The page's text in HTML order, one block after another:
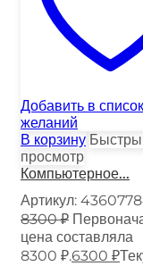
Добавить в список
желаний
В корзину
просмотр
Компьютерное...
Артикул:
8300₽
цена составляла
8300 ₽.6300 ₽